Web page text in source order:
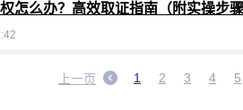
怎么办？高效取证指南（附实操步骤
上一页 1 2 3 4 5